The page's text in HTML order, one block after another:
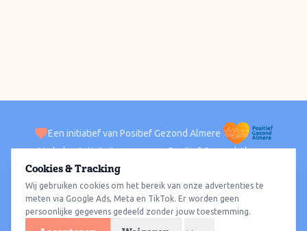
Een initiatief van Positief Gezond Almere
VerhalenActiviteiten Positief Gezond Almere
ACTIVITEITEN PER WIJK
Alle wijkenAlmere HavenAlmere StadAlmere BuitenAlmere Poort
Almere HoutAlmere OosterwoldWat te doen
Cookies & Tracking
Wij gebruiken cookies om het bereik van onze advertenties te
meten via Google Ads, Meta en TikTok. Er worden geen
persoonlijke gegevens gedeeld zonder jouw toestemming.